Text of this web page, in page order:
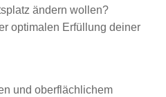
ändern wollen?
optimalen Erfüllung deiner
und oberflächlichem